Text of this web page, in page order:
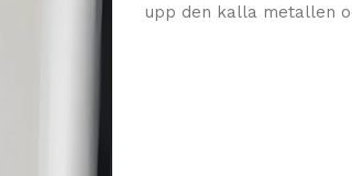
upp den kalla metallen